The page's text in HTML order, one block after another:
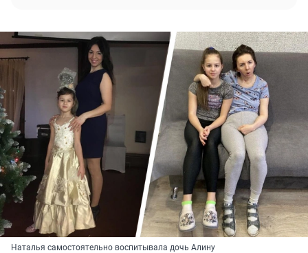
Наталья самостоятельно воспитывала дочь Алину